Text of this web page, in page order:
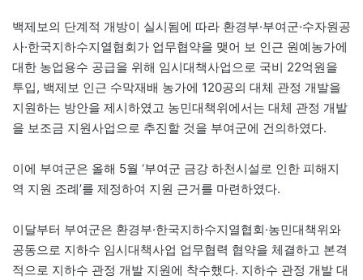
백제보의 단계적 개방이 실시됨에 따라 환경부·부여군·수자원공
사·한국지하수지열협회가 업무협약을 맺어 보 인근 원예농가에
대한 농업용수 공급을 위해 임시대책사업으로 국비 22억원을
투입, 백제보 인근 수막재배 농가에 120공의 대체 관정 개발을
지원하는 방안을 제시하였고 농민대책위에서는 대체 관정 개발
을 보조금 지원사업으로 추진할 것을 부여군에 건의하였다.
이에 부여군은 올해 5월 ‘부여군 금강 하천시설로 인한 피해지
역 지원 조례’를 제정하여 지원 근거를 마련하였다.
이달부터 부여군은 환경부·한국지하수지열협회·농민대책위와
공동으로 지하수 임시대책사업 업무협력 협약을 체결하고 본격
적으로 지하수 관정 개발 지원에 착수했다. 지하수 관정 개발 대